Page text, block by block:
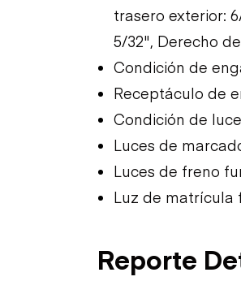
trasero exterior:
5/32", Derecho
Condición de
Receptáculo de
Condición de
Luces de
Luces de freno
Luz de matrícula
Reporte